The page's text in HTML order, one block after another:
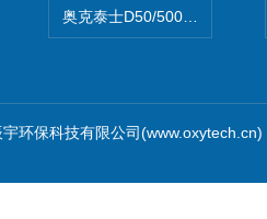
奥克泰士D50/500矿泉水消毒
环保科技有限公司(www.oxytech.cn)